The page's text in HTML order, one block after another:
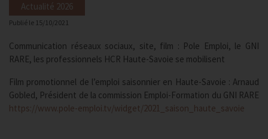
Actualité 2026
Publié le 15/10/2021
Communication réseaux sociaux, site, film : Pole Emploi, le GNI
RARE, les professionnels HCR Haute-Savoie se mobilisent
Film promotionnel de l’emploi saisonnier en Haute-Savoie : Arnaud
Gobled, Président de la commission Emploi-Formation du GNI RARE
https://www.pole-emploi.tv/widget/2021_saison_haute_savoie